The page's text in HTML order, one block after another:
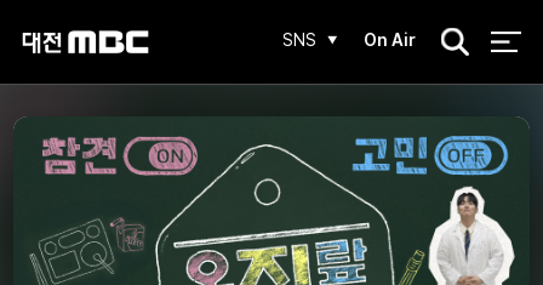
SNS On Air
검